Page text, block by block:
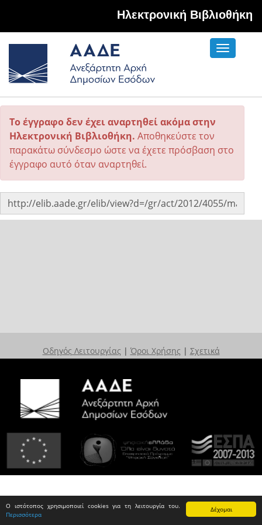
Δέχομαι
Ο ιστότοπος χρησιμοποιεί cookies για τη λειτουργία του.
Περισσότερα
Hλεκτρονική Βιβλιοθήκη
Toggle
Το έγγραφο δεν έχει αναρτηθεί ακόμα στην
Ηλεκτρονική Βιβλιοθήκη. Αποθηκεύστε τον
παρακάτω σύνδεσμο ώστε να έχετε πρόσβαση στο
έγγραφο αυτό όταν αναρτηθεί.
Οδηγός Λειτουργίας | Όροι Χρήσης | Σχετικά